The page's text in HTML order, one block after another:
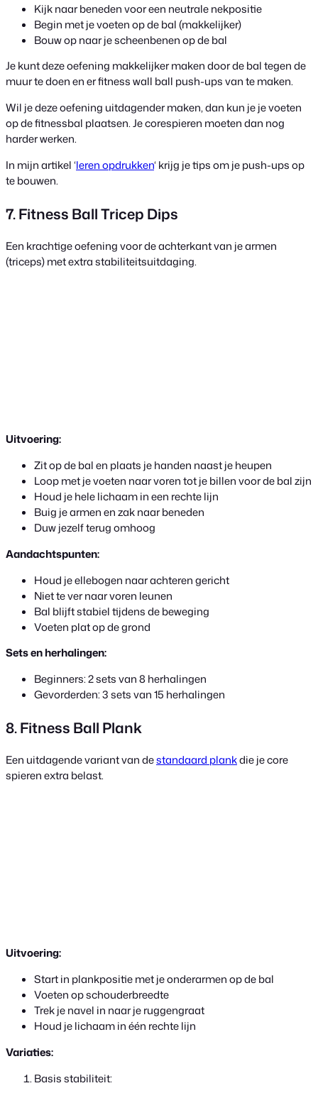
Kijk naar beneden voor een neutrale nekpositie
Begin met je voeten op de bal (makkelijker)
Bouw op naar je scheenbenen op de bal
Je kunt deze oefening makkelijker maken door de bal tegen de
muur te doen en er fitness wall ball push-ups van te maken.
Wil je deze oefening uitdagender maken, dan kun je je voeten
op de fitnessbal plaatsen. Je corespieren moeten dan nog
harder werken.
In mijn artikel ‘leren opdrukken‘ krijg je tips om je push-ups op
te bouwen.
7. Fitness Ball Tricep Dips
Een krachtige oefening voor de achterkant van je armen
(triceps) met extra stabiliteitsuitdaging.
Uitvoering:
Zit op de bal en plaats je handen naast je heupen
Loop met je voeten naar voren tot je billen voor de bal zijn
Houd je hele lichaam in een rechte lijn
Buig je armen en zak naar beneden
Duw jezelf terug omhoog
Aandachtspunten:
Houd je ellebogen naar achteren gericht
Niet te ver naar voren leunen
Bal blijft stabiel tijdens de beweging
Voeten plat op de grond
Sets en herhalingen:
Beginners: 2 sets van 8 herhalingen
Gevorderden: 3 sets van 15 herhalingen
8. Fitness Ball Plank
Een uitdagende variant van destandaard plankdie je core
spieren extra belast.
Uitvoering:
Start in plankpositie met je onderarmen op de bal
Voeten op schouderbreedte
Trek je navel in naar je ruggengraat
Houd je lichaam in één rechte lijn
Variaties:
Basis stabiliteit: